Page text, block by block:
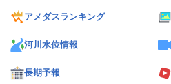
アメダスランキング
河川水位情報
長期予報